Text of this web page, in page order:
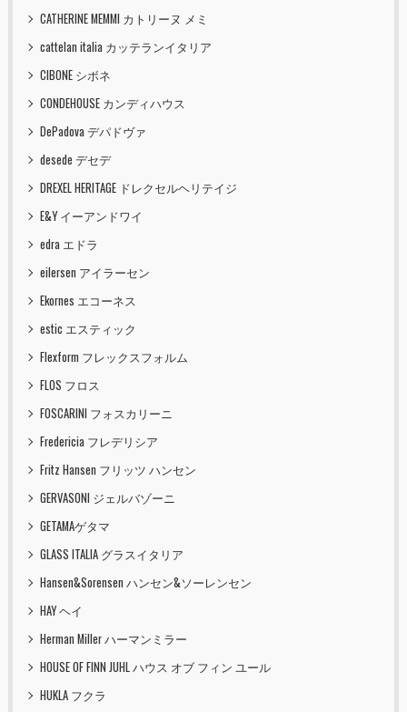
CATHERINE MEMMI カトリーヌ メミ
cattelan italia カッテランイタリア
CIBONE シボネ
CONDEHOUSE カンディハウス
DePadova デパドヴァ
desede デセデ
DREXEL HERITAGE ドレクセルヘリテイジ
E&Y イーアンドワイ
edra エドラ
eilersen アイラーセン
Ekornes エコーネス
estic エスティック
Flexform フレックスフォルム
FLOS フロス
FOSCARINI フォスカリーニ
Fredericia フレデリシア
Fritz Hansen フリッツ ハンセン
GERVASONI ジェルバゾーニ
GETAMAゲタマ
GLASS ITALIA グラスイタリア
Hansen&Sorensen ハンセン&ソーレンセン
HAY ヘイ
Herman Miller ハーマンミラー
HOUSE OF FINN JUHL ハウス オブ フィン ユール
HUKLA フクラ